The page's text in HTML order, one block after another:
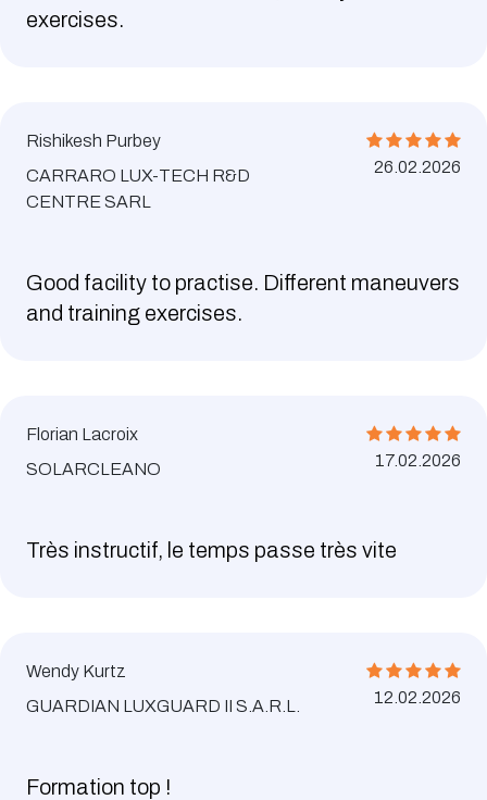
exercises.
Rishikesh Purbey
CARRARO LUX-TECH R&D
CENTRE SARL
26.02.2026
Good facility to practise. Different maneuvers
and training exercises.
Florian Lacroix
SOLARCLEANO
17.02.2026
Très instructif, le temps passe très vite
Wendy Kurtz
GUARDIAN LUXGUARD II S.A.R.L.
12.02.2026
Formation top !